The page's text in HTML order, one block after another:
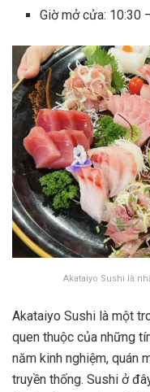
Giờ mở cửa: 10:30
Akataiyo Sushi là
Akataiyo Sushi là một
quen thuộc của những
năm kinh nghiệm, quán
truyền thống. Sushi ở